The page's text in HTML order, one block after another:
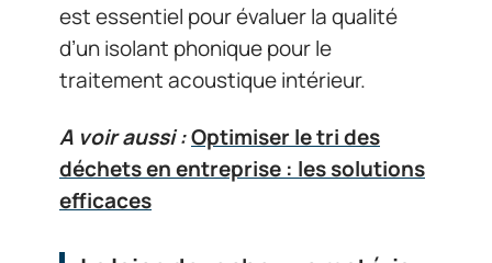
est essentiel pour évaluer la qualité
d’un isolant phonique pour le
traitement acoustique intérieur.
A voir aussi :Optimiser le tri des
déchets en entreprise : les solutions
efficaces